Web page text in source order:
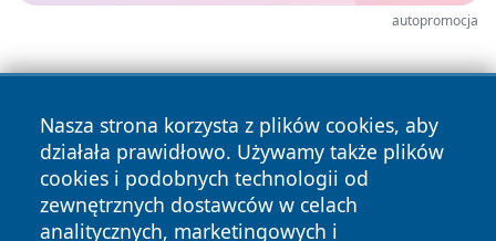
autopromocja
Nasza strona korzysta z plików cookies, aby
działała prawidłowo. Używamy także plików
cookies i podobnych technologii od
zewnętrznych dostawców w celach
analitycznych, marketingowych i